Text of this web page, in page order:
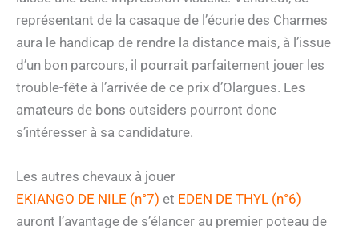
représentant de la casaque de l’écurie des Charmes
aura le handicap de rendre la distance mais, à l’issue
d’un bon parcours, il pourrait parfaitement jouer les
trouble-fête à l’arrivée de ce prix d’Olargues. Les
amateurs de bons outsiders pourront donc
s’intéresser à sa candidature.
Les autres chevaux à jouer
EKIANGO DE NILE (n°7) et EDEN DE THYL (n°6)
auront l’avantage de s’élancer au premier poteau de